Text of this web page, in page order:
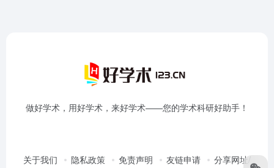
做好学术，用好学术，来好学术——您的学术科研好助手！
关于我们 隐私政策 免责声明 友链申请
分享网址/